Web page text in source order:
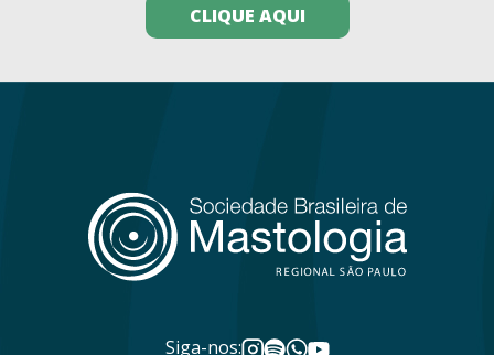
CLIQUE AQUI
Siga-nos: